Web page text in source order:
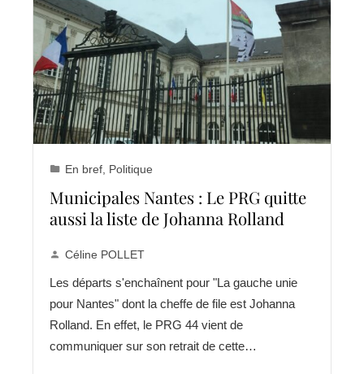
En bref Politique
Municipales Nantes : Le PRG quitte
aussi la liste de Johanna Rolland
Céline POLLET
Les départs s'enchaînent pour "La gauche unie
pour Nantes" dont la cheffe de file est Johanna
Rolland. En effet, le PRG 44 vient de
communiquer sur son retrait de cette…